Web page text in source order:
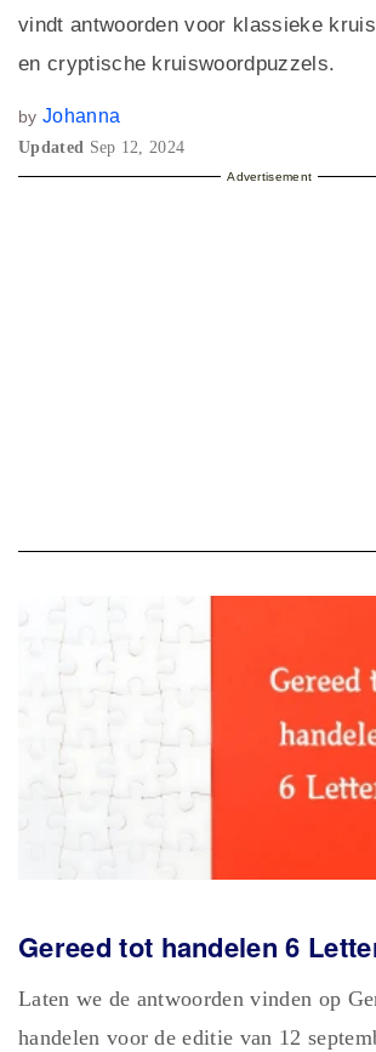
vindt antwoorden voor klassieke
en cryptische kruiswoordpuzzels.
by Johanna
Updated Sep 12, 2024
Advertisement
Gereed tot handelen 6
Laten we de antwoorden vinden op
handelen voor de editie van 12